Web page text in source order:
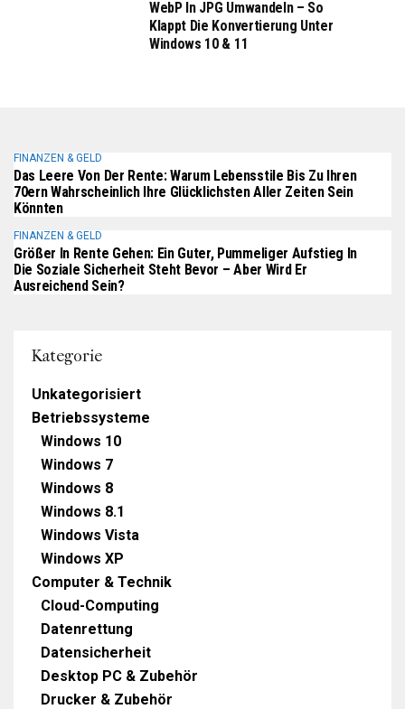
WebP In JPG Umwandeln – So
Klappt Die Konvertierung Unter
Windows 10 & 11
FINANZEN & GELD
Das Leere Von Der Rente: Warum Lebensstile Bis Zu Ihren
70ern Wahrscheinlich Ihre Glücklichsten Aller Zeiten Sein
Könnten
FINANZEN & GELD
Größer In Rente Gehen: Ein Guter, Pummeliger Aufstieg In
Die Soziale Sicherheit Steht Bevor – Aber Wird Er
Ausreichend Sein?
Kategorie
Unkategorisiert
Betriebssysteme
Windows 10
Windows 7
Windows 8
Windows 8.1
Windows Vista
Windows XP
Computer & Technik
Cloud-Computing
Datenrettung
Datensicherheit
Desktop PC & Zubehör
Drucker & Zubehör